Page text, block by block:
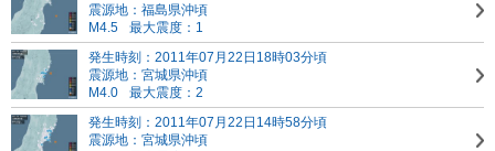
震源地：福島県沖頃
M4.5
最大震度：1
発生時刻：2011年07月22日18時03分頃
震源地：宮城県沖頃
M4.0
最大震度：2
発生時刻：2011年07月22日14時58分頃
震源地：宮城県沖頃